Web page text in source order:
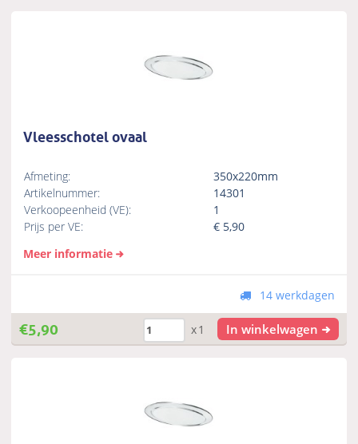
Vleesschotel ovaal
Afmeting:
350x220mm
Artikelnummer:
14301
Verkoopeenheid (VE):
1
Prijs per VE:
€ 5,90
Meer informatie
14 werkdagen
€5,90 x1 In winkelwagen